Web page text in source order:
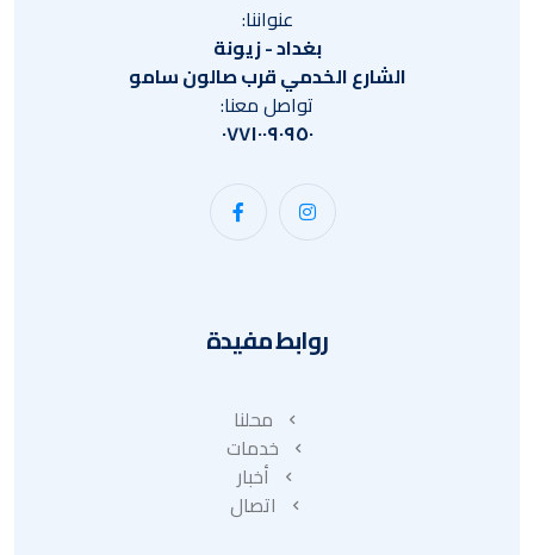
عنواننا:
بغداد - زيونة
الشارع الخدمي قرب صالون سامو
تواصل معنا:
٠٧٧١٠٠٩٠٩٥٠
روابط مفيدة
محلنا
خدمات
أخبار
اتصال